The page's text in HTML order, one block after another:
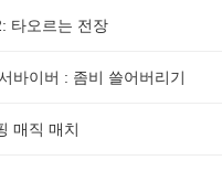
타오르는 전장
바이버 : 좀비 쓸어버리기
매직 매치